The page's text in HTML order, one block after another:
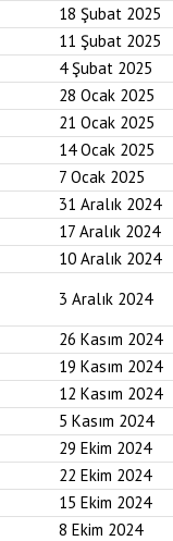
18 Şubat 2025
11 Şubat 2025
4 Şubat 2025
28 Ocak 2025
21 Ocak 2025
14 Ocak 2025
7 Ocak 2025
31 Aralık 2024
17 Aralık 2024
10 Aralık 2024
3 Aralık 2024
26 Kasım 2024
19 Kasım 2024
12 Kasım 2024
5 Kasım 2024
29 Ekim 2024
22 Ekim 2024
15 Ekim 2024
8 Ekim 2024